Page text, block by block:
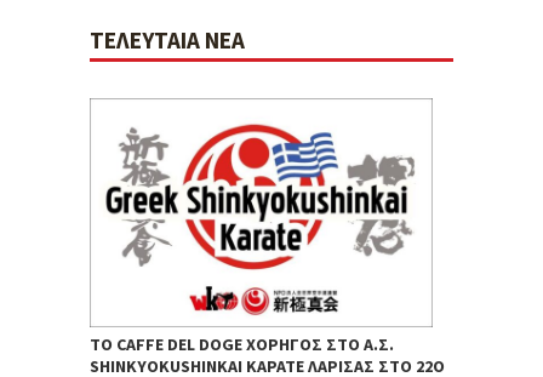
ΤΕΛΕΥΤΑΊΑ ΝΈΑ
ΤΟ CAFFE DEL DOGE ΧΟΡΗΓΌΣ ΣΤΟ Α.Σ.
SHINKYOKUSHINKAI ΚΑΡΆΤΕ ΛΆΡΙΣΑΣ ΣΤΟ 22Ο